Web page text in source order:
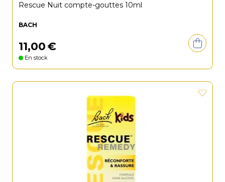
Rescue Nuit compte-gouttes 10ml
BACH
11,00€
En stock